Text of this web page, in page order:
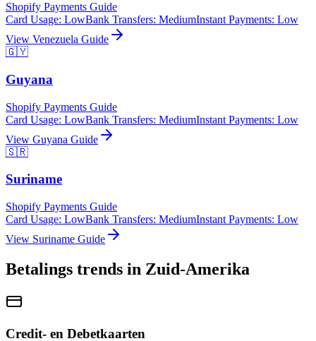
Shopify Payments Guide
Card Usage: LowBank Transfers: MediumInstant Payments: Low
View Venezuela Guide
🇬🇾
Guyana
Shopify Payments Guide
Card Usage: LowBank Transfers: MediumInstant Payments: Low
View Guyana Guide
🇸🇷
Suriname
Shopify Payments Guide
Card Usage: LowBank Transfers: MediumInstant Payments: Low
View Suriname Guide
Betalings trends in Zuid-Amerika
Credit- en Debetkaarten